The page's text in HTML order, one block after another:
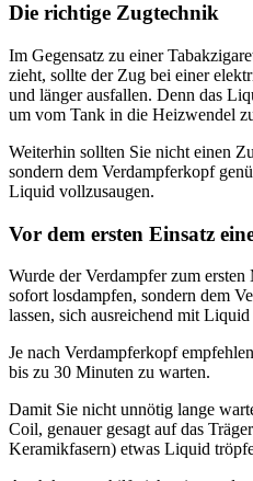
Die richtige Zugtechnik
Im Gegensatz zu einer
zieht, sollte der Zug bei einer
und länger ausfallen. Denn das
um vom Tank in die Heizwendel
Weiterhin sollten Sie nicht einen
sondern dem Verdampferkopf
Liquid vollzusaugen.
Vor dem ersten Einsatz
Wurde der Verdampfer zum
sofort losdampfen, sondern dem
lassen, sich ausreichend mit
Je nach Verdampferkopf
bis zu 30 Minuten zu warten.
Damit Sie nicht unnötig lange
Coil, genauer gesagt auf das
Keramikfasern) etwas Liquid